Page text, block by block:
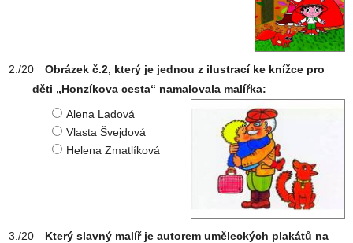
Obrázek č.2, který je jednou z ilustrací ke knížce pro
děti „Honzíkova cesta“ namalovala malířka:
Alena Ladová
Vlasta Švejdová
Helena Zmatlíková
Který slavný malíř je autorem uměleckých plakátů na